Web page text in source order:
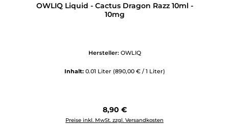
OWLIQ Liquid - Cactus Dragon Razz 10ml -
10mg
Hersteller: OWLIQ
Inhalt: 0.01 Liter (890,00 € / 1 Liter)
Regulärer Preis:
8,90 €
Preise inkl. MwSt. zzgl. Versandkosten